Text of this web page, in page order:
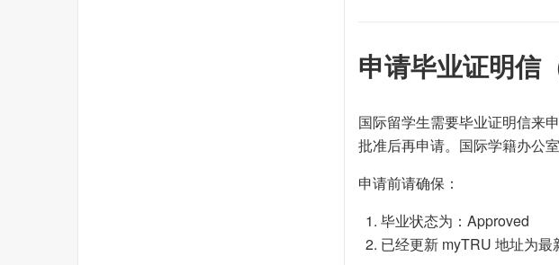
申请毕业证明信
国际留学生需要毕业证明信来
批准后再申请。国际学籍办公
申请前请确保：
毕业状态为：Approved
已经更新 myTRU 地址为最